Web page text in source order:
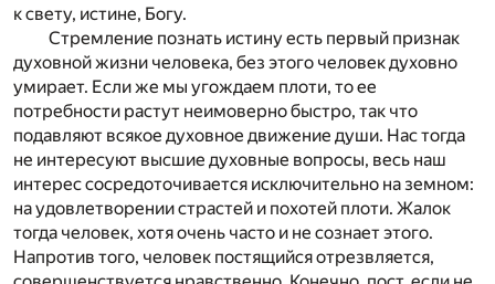
к свету, истине, Богу.
Стремление познать истину есть первый признак
духовной жизни человека, без этого человек духовно
умирает. Если же мы угождаем плоти, то ее
потребности растут неимоверно быстро, так что
подавляют всякое духовное движение души. Нас тогда
не интересуют высшие духовные вопросы, весь наш
интерес сосредоточивается исключительно на земном:
на удовлетворении страстей и похотей плоти. Жалок
тогда человек, хотя очень часто и не сознает этого.
Напротив того, человек постящийся отрезвляется,